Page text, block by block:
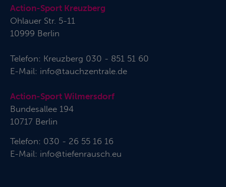
Action-Sport Kreuzberg
Ohlauer Str. 5-11
10999 Berlin
Telefon: Kreuzberg 030 - 851 51 60
E-Mail: info@tauchzentrale.de
Action-Sport Wilmersdorf
Bundesallee 194
10717 Berlin
Telefon: 030 - 26 55 16 16
E-Mail: info@tiefenrausch.eu